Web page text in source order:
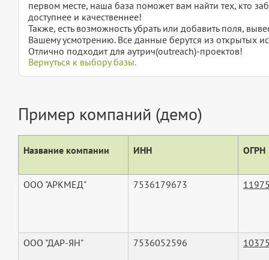
первом месте, наша база поможет вам найти тех, кто
доступнее и качественнее!
Также, есть возможность убрать или добавить поля,
Вашему усмотрению. Все данные берутся из открытых
Отлично подходит для аутрич(outreach)-проектов!
Вернуться к выбору базы.
Пример компаний (демо)
Название компании ИНН ОГРН
ООО "АРКМЕД" 7536179673
ООО "ДАР-ЯН" 7536052596